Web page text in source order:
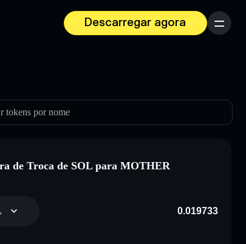
Descarregar agora
Menu
tokens por nome
de Troca de SOL para MOTHER